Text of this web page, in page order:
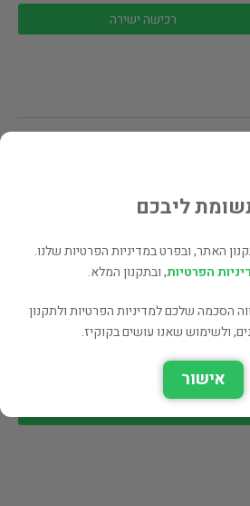
רכישה ישירה
רכישה ישירה
ליבכם
האתר, ובפרט במדיניות הפרטיות שלנו.
הפרטיות, ובתקנון המלא.
הסכמה שלכם למדיניות הפרטיות ולתקנון
ולשימוש שאנו עושים בקוקיז.
אישור